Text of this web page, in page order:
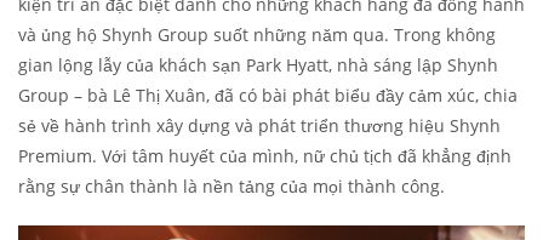
kiện tri ân đặc biệt dành cho những khách hàng đã đồng hành
và ủng hộ Shynh Group suốt những năm qua. Trong không
gian lộng lẫy của khách sạn Park Hyatt, nhà sáng lập Shynh
Group – bà Lê Thị Xuân, đã có bài phát biểu đầy cảm xúc, chia
sẻ về hành trình xây dựng và phát triển thương hiệu Shynh
Premium. Với tâm huyết của mình, nữ chủ tịch đã khẳng định
rằng sự chân thành là nền tảng của mọi thành công.